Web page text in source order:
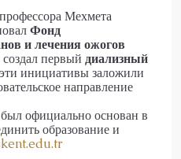
Мехмета
Фонд
и лечения ожогов
первый диализный
инициативы заложили
направление
официально основан в
образование и